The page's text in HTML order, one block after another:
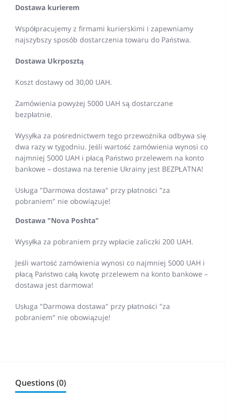
Dostawa kurierem
Współpracujemy z firmami kurierskimi i zapewniamy
najszybszy sposób dostarczenia towaru do Państwa.
Dostawa Ukrposztą
Koszt dostawy od 30,00 UAH.
Zamówienia powyżej 5000 UAH są dostarczane
bezpłatnie.
Wysyłka za pośrednictwem tego przewoźnika odbywa się
dwa razy w tygodniu. Jeśli wartość zamówienia wynosi co
najmniej 5000 UAH i płacą Państwo przelewem na konto
bankowe – dostawa na terenie Ukrainy jest BEZPŁATNA!
Usługa "Darmowa dostawa" przy płatności "za
pobraniem" nie obowiązuje!
Dostawa "Nova Poshta"
Wysyłka za pobraniem przy wpłacie zaliczki 200 UAH.
Jeśli wartość zamówienia wynosi co najmniej 5000 UAH i
płacą Państwo całą kwotę przelewem na konto bankowe –
dostawa jest darmowa!
Usługa "Darmowa dostawa" przy płatności "za
pobraniem" nie obowiązuje!
Questions (0)